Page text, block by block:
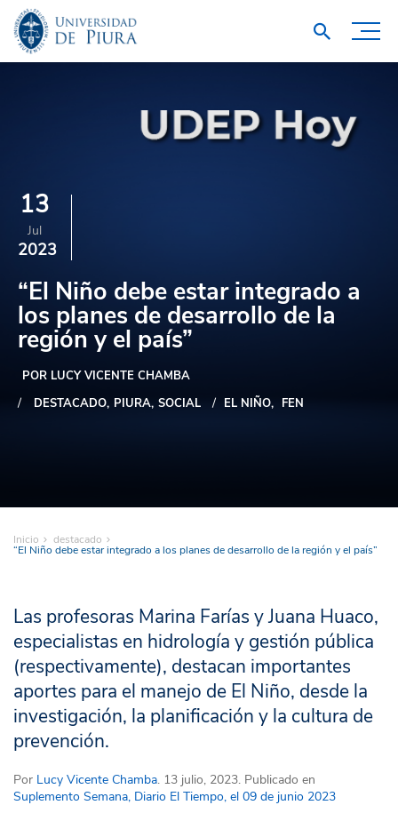
13
Jul
2023
“El Niño debe estar integrado a
los planes de desarrollo de la
región y el país”
POR LUCY VICENTE CHAMBA
DESTACADO PIURA SOCIAL EL NIÑO FEN
Inicio destacado
“El Niño debe estar integrado a los planes de desarrollo de la región y el país”
Las profesoras Marina Farías y Juana Huaco,
especialistas en hidrología y gestión pública
(respectivamente), destacan importantes
aportes para el manejo de El Niño, desde la
investigación, la planificación y la cultura de
prevención.
Por Lucy Vicente Chamba. 13 julio, 2023. Publicado en
Suplemento Semana, Diario El Tiempo, el 09 de junio 2023